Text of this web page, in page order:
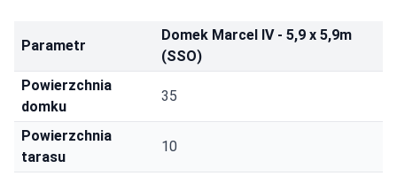
Parametr
Domek Marcel IV - 5,9 x 5,9m
(SSO)
Powierzchnia
domku
35
Powierzchnia
tarasu
10